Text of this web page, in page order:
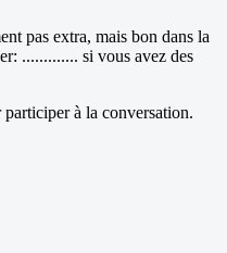
pas extra, mais bon dans la
............. si vous avez des
participer à la conversation.